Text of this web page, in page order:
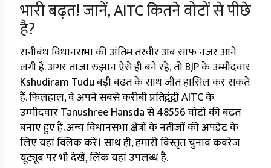
भारी बढ़त! जानें, AITC कितने वोटों से पीछे
है?
रानीबंध विधानसभा की अंतिम तस्वीर अब साफ नजर आने
लगी है. अगर ताजा रुझान ऐसे ही बने रहे, तो BJP के उम्मीदवार
Kshudiram Tudu बड़ी बढ़त के साथ जीत हासिल कर सकते
हैं. फिलहाल, वे अपने सबसे करीबी प्रतिद्वंद्वी AITC के
उम्मीदवार Tanushree Hansda से 48556 वोटों की बढ़त
बनाए हुए हैं. अन्य विधानसभा क्षेत्रों के नतीजों की अपडेट के
लिए यहां क्लिक करें। साथ ही, हमारी विस्तृत चुनाव कवरेज
यूट्यूब पर भी देखें, लिंक यहां उपलब्ध है.